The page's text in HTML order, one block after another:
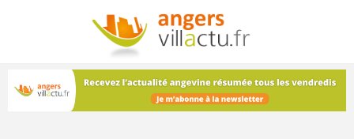
NEWSLETTER
Les dernières actualités d'Angers, chaque vendredi dans
votre boîte e-mail